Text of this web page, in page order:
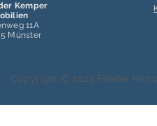
Kemper
11A
Münster
Copyright © 2023 Frieder